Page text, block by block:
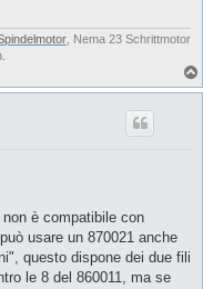
, Nema 23 Schrittmotor
è compatibile con
usare un 870021 anche
questo dispone dei due fili
le 8 del 860011, ma se